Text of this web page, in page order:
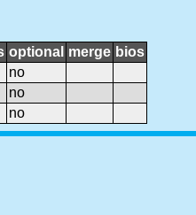
optional merge bios
no
no
no